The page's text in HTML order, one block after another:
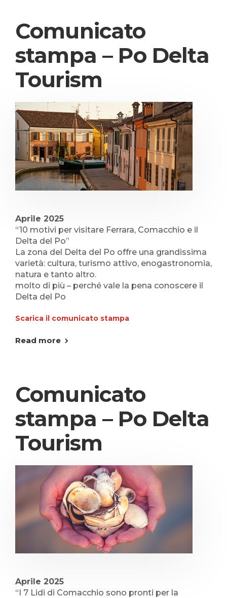
Comunicato
stampa – Po Delta
Tourism
Aprile 2025
“10 motivi per visitare Ferrara, Comacchio e il
Delta del Po”
La zona del Delta del Po offre una grandissima
varietà: cultura, turismo attivo, enogastronomia,
natura e tanto altro.
molto di più – perché vale la pena conoscere il
Delta del Po
Scarica il comunicato stampa
Read more
Comunicato
stampa – Po Delta
Tourism
Aprile 2025
“I 7 Lidi di Comacchio sono pronti per la